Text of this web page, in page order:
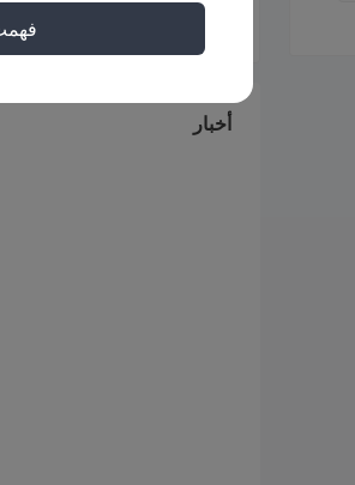
بتعليق حسابك أو إغلاقه ،
ولاية قضائية منظمة باستخدام
أخبار